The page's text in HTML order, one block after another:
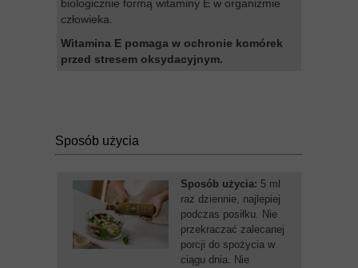
biologicznie formą witaminy E w organizmie
człowieka.
Witamina E pomaga w ochronie komórek
przed stresem oksydacyjnym.
Sposób użycia
Sposób użycia: 5 ml
raz dziennie, najlepiej
podczas posiłku. Nie
przekraczać zalecanej
porcji do spożycia w
ciągu dnia. Nie